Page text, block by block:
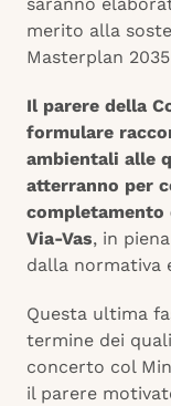
saranno
merito alla
Masterplan
Il parere della
formulare
ambientali alle
atterranno per
completamento
Via-Vas, in
dalla normativa
Questa ultima
termine dei
concerto col
il parere